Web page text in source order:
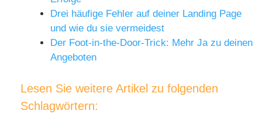
Drei häufige Fehler auf deiner Landing Page
und wie du sie vermeidest
Der Foot-in-the-Door-Trick: Mehr Ja zu deinen
Angeboten
Lesen Sie weitere Artikel zu folgenden
Schlagwörtern: